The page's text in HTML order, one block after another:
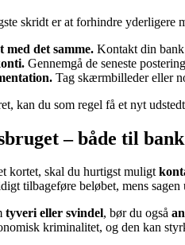
skridt er at forhindre yderligere
det samme. Kontakt din
Gennemgå de seneste
Tag skærmbilleder eller
kan du som regel få et nyt
– både til
kortet, skal du hurtigst muligt
tilbageføre beløbet, mens sagen
tyveri eller svindel, bør du også
kriminalitet, og den kan